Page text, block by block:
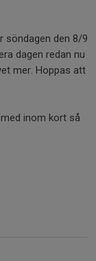
söndagen den 8/9
dagen redan nu
mer. Hoppas att
inom kort så